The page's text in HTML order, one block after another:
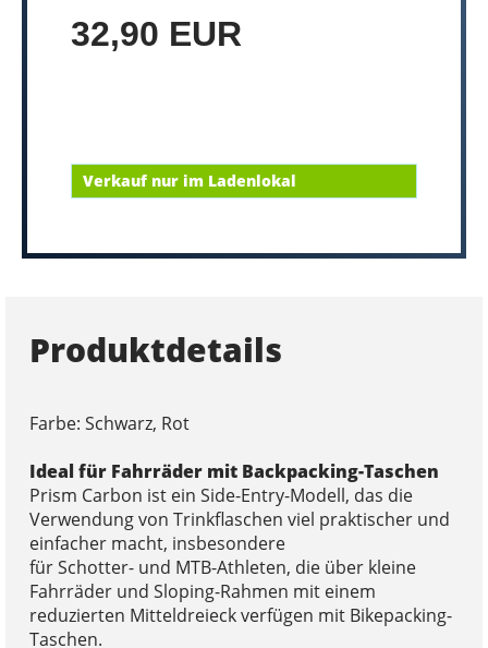
32,90 EUR
Verkauf nur im Ladenlokal
Produktdetails
Farbe: Schwarz, Rot
Ideal für Fahrräder mit Backpacking-Taschen
Prism Carbon ist ein Side-Entry-Modell, das die
Verwendung von Trinkflaschen viel praktischer und
einfacher macht, insbesondere
für Schotter- und MTB-Athleten, die über kleine
Fahrräder und Sloping-Rahmen mit einem
reduzierten Mitteldreieck verfügen mit Bikepacking-
Taschen.